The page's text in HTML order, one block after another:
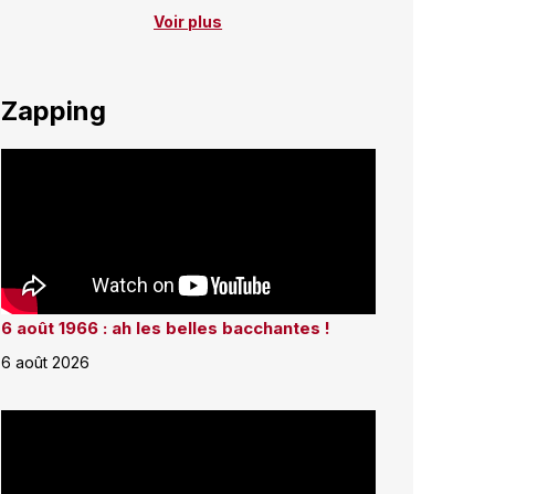
Voir plus
Zapping
6 août 1966 : ah les belles bacchantes !
6 août 2026